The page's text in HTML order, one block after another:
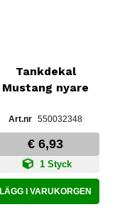
Tankdekal
Mustang nyare
550032348
€ 6,93
1 Styck
LÄGG I VARUKORGEN